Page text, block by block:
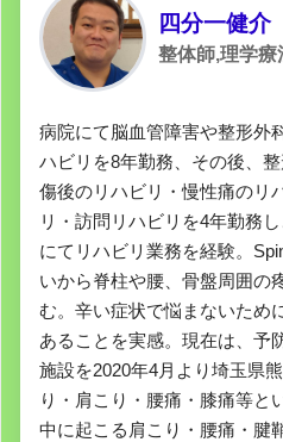
四分一健介
整体師,理学療
病院にて脳血管障害や整形外
ハビリを8年勤務、その後、
傷後のリハビリ・慢性痛のリ
リ・訪問リハビリを4年勤務
にてリハビリ業務を経験。
いから脊柱や腰、骨盤周囲の
む。辛い症状で悩まないため
あることを実感。現在は、予
施設を2020年4月より埼玉県
り・肩こり・腰痛・膝痛等と
中に起こる肩こり・腰痛・腱